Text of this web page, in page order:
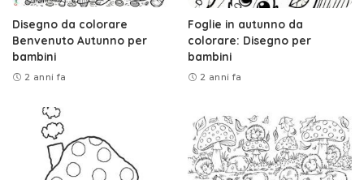
Disegno da colorare
Benvenuto Autunno per
bambini
2 anni fa
Foglie in autunno da
colorare: Disegno per
bambini
2 anni fa